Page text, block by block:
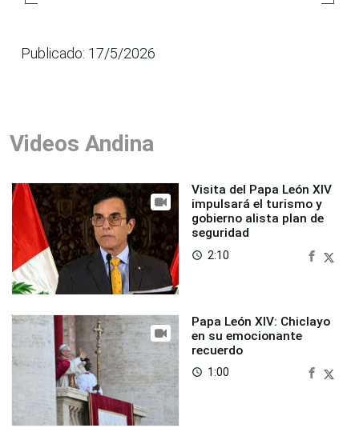
Publicado: 17/5/2026
Videos Andina
Visita del Papa León XIV
impulsará el turismo y
gobierno alista plan de
seguridad
access_time 2:10
Papa León XIV: Chiclayo
en su emocionante
recuerdo
access_time 1:00